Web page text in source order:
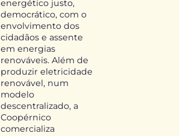
energético justo,
democrático, com o
envolvimento dos
cidadãos e assente
em energias
renováveis. Além de
produzir eletricidade
renovável, num
modelo
descentralizado, a
Coopérnico
comercializa